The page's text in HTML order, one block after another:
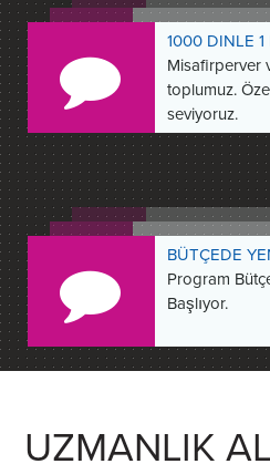
1000 DINLE 1
Misafirperver
toplumuz.
seviyoruz.
BÜTÇEDE
Program
Başlıyor.
UZMANLIK